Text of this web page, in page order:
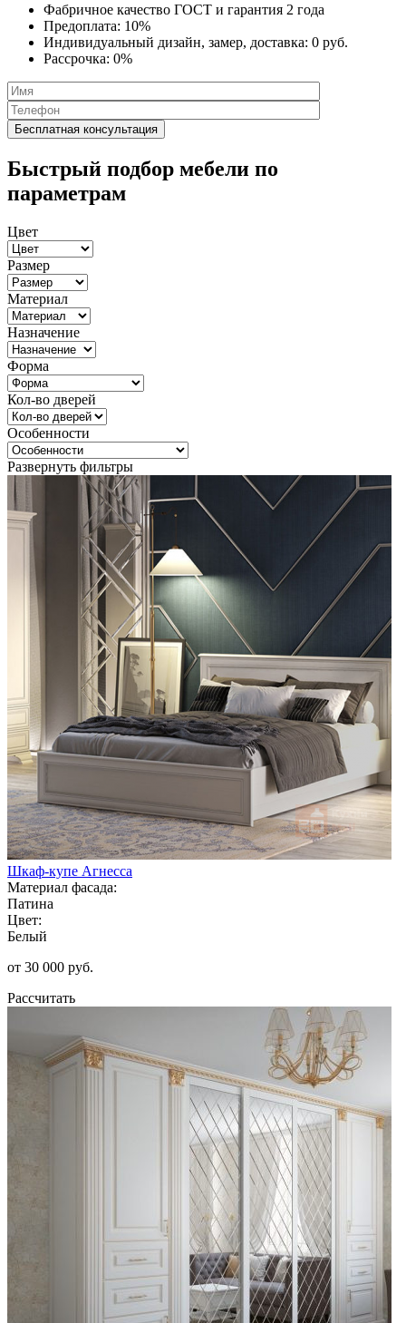
Фабричное качество ГОСТ и гарантия 2 года
Предоплата: 10%
Индивидуальный дизайн, замер, доставка: 0 руб.
Рассрочка: 0%
Быстрый подбор мебели по
параметрам
Цвет
Размер
Материал
Назначение
Форма
Кол-во дверей
Особенности
Развернуть фильтры
Шкаф-купе Агнесса
Материал фасада:
Патина
Цвет:
Белый
от 30 000 руб.
Рассчитать